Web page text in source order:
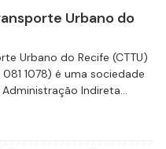
Urbano do
Urbano do Recife (CTTU)
1078) é uma sociedade
Indireta...